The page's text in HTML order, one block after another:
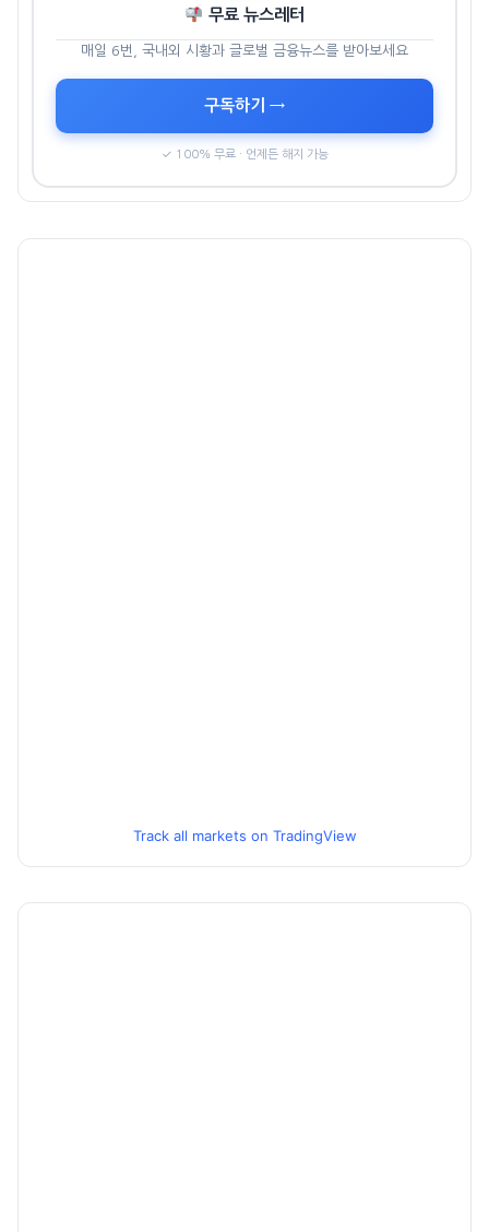
무료 뉴스레터
매일 6번, 국내외 시황과 글로벌 금융뉴스를 받아보세요
구독하기 →
✓ 100% 무료 · 언제든 해지 가능
Track all markets on TradingView